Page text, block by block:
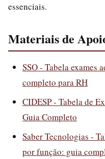
essenciais.
Materiais de
SSO - Tabela exames
completo para RH
CIDESP - Tabela de
Guia Completo
Saber Tecnologias -
por função: guia